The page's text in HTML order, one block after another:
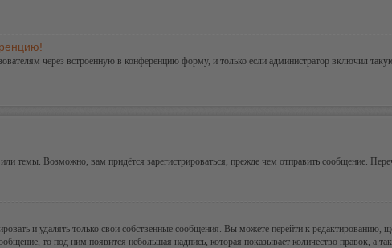
через встроенную в конференцию форму, и только если администратор включил
темы. Возможно, вам придётся зарегистрироваться, прежде чем отправить сообщение.
и удалять только свои собственные сообщения. Вы можете перейти к редактированию,
то под ним появится небольшая надпись, которая показывает количество правок, а